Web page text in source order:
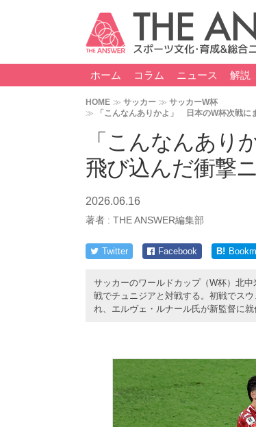
ホーム コラム ニュース 解説
HOME サッカー
サッカーW杯
「こんなんありかよ」 日本のW杯次戦に
「こんなんあ
飛び込んだ衝撃
2026.06.16
著者 : THE ANSWER編集部
Twitter Facebook B!
サッカーのワールドカップ（W杯）北
戦でチュニジアと対戦する。初戦でス
れ、エルヴェ・ルナール氏が新監督に